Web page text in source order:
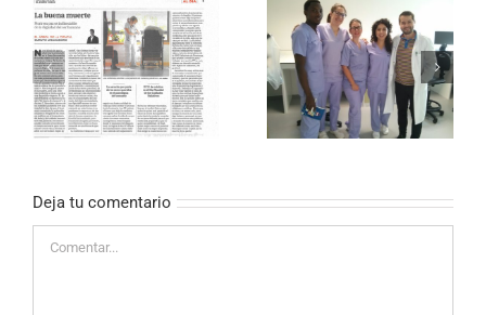
Ten principles for good
interdisciplinary tema
work
Bouquin Cancer
complet
Deja tu comentario